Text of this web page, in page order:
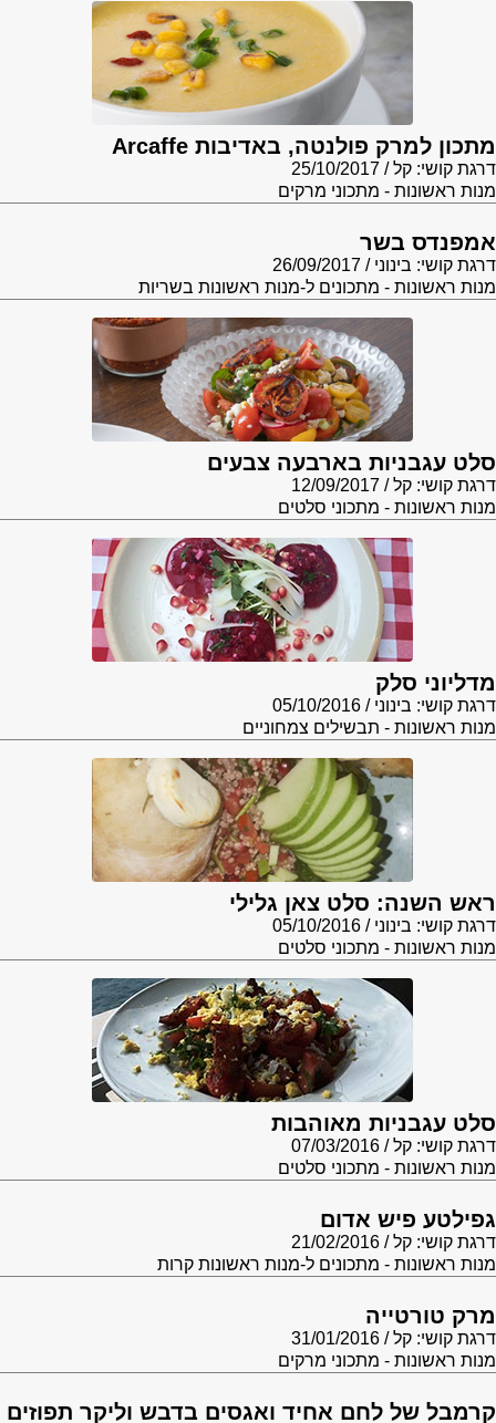
מתכון למרק פולנטה, באדיבות Arcaffe
דרגת קושי: קל
25/10/2017
מנות ראשונות - מתכוני מרקים
אמפנדס בשר
דרגת קושי: בינוני
26/09/2017
מנות ראשונות - מתכונים ל-מנות ראשונות בשריות
סלט עגבניות בארבעה צבעים
דרגת קושי: קל
12/09/2017
מנות ראשונות - מתכוני סלטים
מדליוני סלק
דרגת קושי: בינוני
05/10/2016
מנות ראשונות - תבשילים צמחוניים
ראש השנה: סלט צאן גלילי
דרגת קושי: בינוני
05/10/2016
מנות ראשונות - מתכוני סלטים
סלט עגבניות מאוהבות
דרגת קושי: קל
07/03/2016
מנות ראשונות - מתכוני סלטים
גפילטע פיש אדום
דרגת קושי: קל
21/02/2016
מנות ראשונות - מתכונים ל-מנות ראשונות קרות
מרק טורטייה
דרגת קושי: קל
31/01/2016
מנות ראשונות - מתכוני מרקים
קרמבל של לחם אחיד ואגסים בדבש וליקר תפוזים